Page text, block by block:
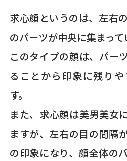
求心顔というのは、左右
のパーツが中央に集まって
このタイプの顔は、パー
ることから印象に残り
す。
また、求心顔は美男美女
ますが、左右の目の間隔
の印象になり、顔全体の